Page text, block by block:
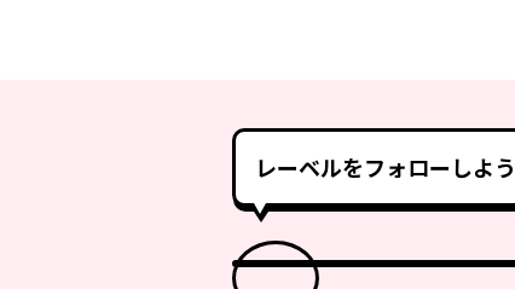
レーベルをフォローしよう